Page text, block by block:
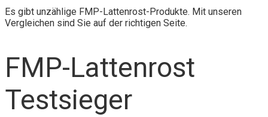
Es gibt unzählige FMP-Lattenrost-Produkte. Mit unseren
Vergleichen sind Sie auf der richtigen Seite.
FMP-Lattenrost
Testsieger